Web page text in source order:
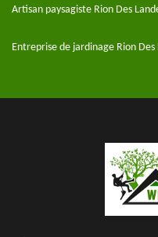
Artisan paysagiste Rion Des
Entreprise de jardinage Rion Des